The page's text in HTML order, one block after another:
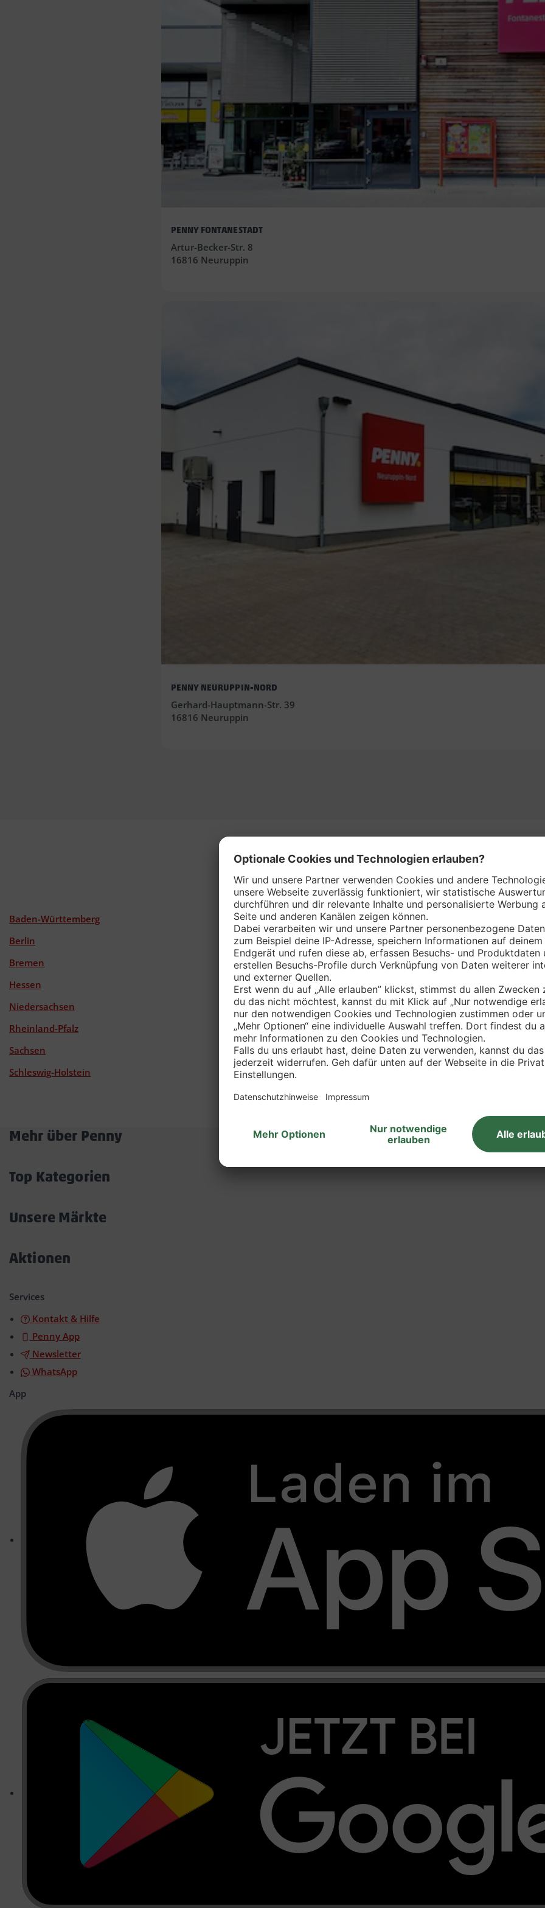
PENNY FONTANESTADT
Artur-Becker-Str. 8
16816 Neuruppin
PENNY NEURUPPIN-NORD
Gerhard-Hauptmann-Str. 39
16816 Neuruppin
Penny Märkte nach
Baden-Württemberg
Bayern
Berlin
Brandenburg
Bremen
Hamburg
Hessen
Mecklenburg-Vorpommern
Niedersachsen
Nordrhein-Westfalen
Rheinland-Pfalz
Saarland
Sachsen
Sachsen-Anhalt
Schleswig-Holstein
Mehr über Penny
öffnen/schließen
Top Kategorien
Unsere Märkte
Aktionen
Services
Kontakt & Hilfe
Penny App
Newsletter
WhatsApp
App